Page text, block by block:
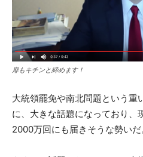
扉もキチンと締めます！
大統領罷免や南北問題という重
に、大きな話題になっており、
2000万回にも届きそうな勢いだ